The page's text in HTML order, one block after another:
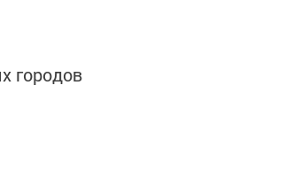
городов